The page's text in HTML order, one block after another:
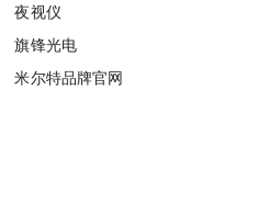
夜视仪
旗锋光电
米尔特品牌官网